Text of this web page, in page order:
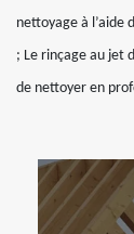
nettoyage à l’aide
; Le rinçage au jet
de nettoyer en